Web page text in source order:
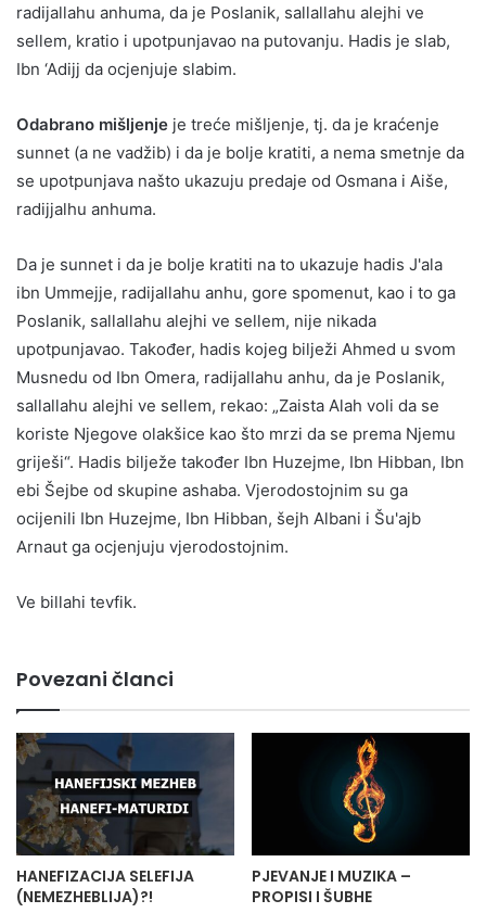
radijallahu anhuma, da je Poslanik, sallallahu alejhi ve
sellem, kratio i upotpunjavao na putovanju. Hadis je slab,
Ibn ‘Adijj da ocjenjuje slabim.
Odabrano mišljenje je treće mišljenje, tj. da je kraćenje
sunnet (a ne vadžib) i da je bolje kratiti, a nema smetnje da
se upotpunjava našto ukazuju predaje od Osmana i Aiše,
radijjalhu anhuma.
Da je sunnet i da je bolje kratiti na to ukazuje hadis J'ala
ibn Ummejje, radijallahu anhu, gore spomenut, kao i to ga
Poslanik, sallallahu alejhi ve sellem, nije nikada
upotpunjavao. Također, hadis kojeg bilježi Ahmed u svom
Musnedu od Ibn Omera, radijallahu anhu, da je Poslanik,
sallallahu alejhi ve sellem, rekao: „Zaista Alah voli da se
koriste Njegove olakšice kao što mrzi da se prema Njemu
griješi“. Hadis bilježe također Ibn Huzejme, Ibn Hibban, Ibn
ebi Šejbe od skupine ashaba. Vjerodostojnim su ga
ocijenili Ibn Huzejme, Ibn Hibban, šejh Albani i Šu'ajb
Arnaut ga ocjenjuju vjerodostojnim.
Ve billahi tevfik.
Povezani članci
HANEFIZACIJA SELEFIJA
(NEMEZHEBLIJA)?!
PJEVANJE I MUZIKA –
PROPISI I ŠUBHE